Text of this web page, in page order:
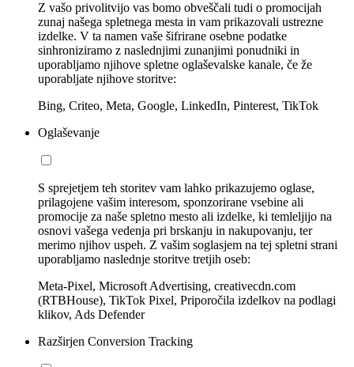
Z vašo privolitvijo vas bomo obveščali tudi o promocijah
zunaj našega spletnega mesta in vam prikazovali ustrezne
izdelke. V ta namen vaše šifrirane osebne podatke
sinhroniziramo z naslednjimi zunanjimi ponudniki in
uporabljamo njihove spletne oglaševalske kanale, če že
uporabljate njihove storitve:
Bing, Criteo, Meta, Google, LinkedIn, Pinterest, TikTok
Oglaševanje
S sprejetjem teh storitev vam lahko prikazujemo oglase,
prilagojene vašim interesom, sponzorirane vsebine ali
promocije za naše spletno mesto ali izdelke, ki temleljijo na
osnovi vašega vedenja pri brskanju in nakupovanju, ter
merimo njihov uspeh. Z vašim soglasjem na tej spletni strani
uporabljamo naslednje storitve tretjih oseb:
Meta-Pixel, Microsoft Advertising, creativecdn.com
(RTBHouse), TikTok Pixel, Priporočila izdelkov na podlagi
klikov, Ads Defender
Razširjen Conversion Tracking